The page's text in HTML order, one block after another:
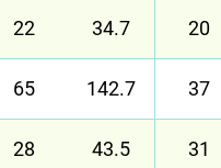
22 34.7 20
65 142.7 37
28 43.5 31